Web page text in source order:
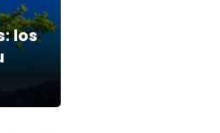
los